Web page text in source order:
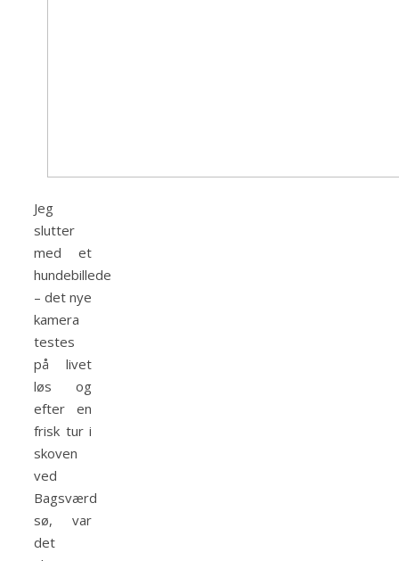
Jeg
slutter
med et
hundebillede
– det nye
kamera
testes
på livet
løs og
efter en
frisk tur i
skoven
ved
Bagsværd
sø, var
det